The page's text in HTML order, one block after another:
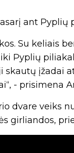
ant Pyplių
Su keliais
Pyplių
skautų įžadai
- prisimena
dvare veiks
girliandos,